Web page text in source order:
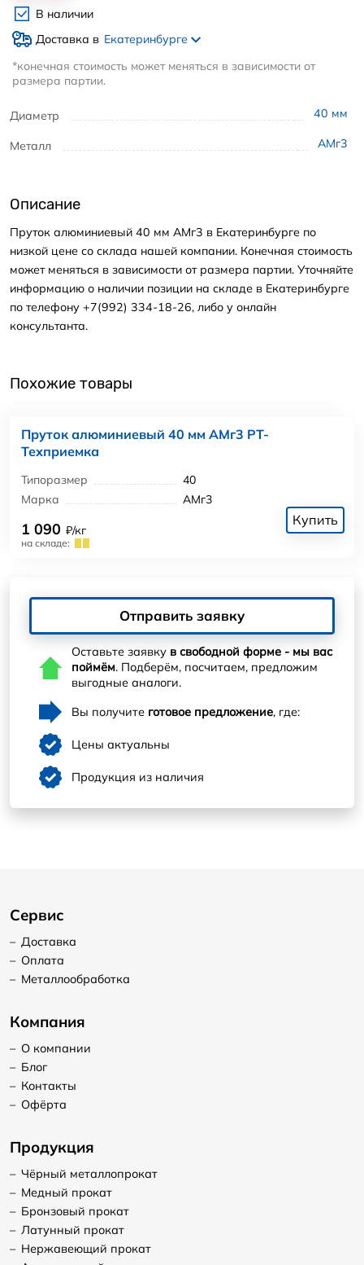
Диаметр 40 мм
Металл АМг3
В наличии
Доставка в Екатеринбурге
*конечная стоимость может меняться в зависимости от
размера партии.
Описание
Пруток алюминиевый 40 мм АМг3 в Екатеринбурге по
низкой цене со склада нашей компании. Конечная стоимость
может меняться в зависимости от размера партии. Уточняйте
информацию о наличии позиции на складе в Екатеринбурге
по телефону +7(992) 334-18-26, либо у онлайн
консультанта.
Похожие товары
Пруток алюминиевый 40 мм АМг3 РТ-
Техприемка
Типоразмер
40
Марка
АМг3
1 090 ₽/кг
на складе:
Купить
Отправить заявку
Оставьте заявку в свободной форме - мы вас
поймём. Подберём, посчитаем, предложим
выгодные аналоги.
Вы получите готовое предложение, где:
Цены актуальны
Продукция из наличия
Сервис
– Доставка
– Оплата
– Металлообработка
Компания
– О компании
– Блог
– Контакты
– Офёрта
Продукция
– Чёрный металлопрокат
– Медный прокат
– Бронзовый прокат
– Латунный прокат
– Нержавеющий прокат